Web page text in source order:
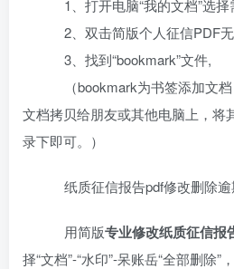
1、打开电脑“我的文档”选择
2、双击简版个人征信PDF无
3、找到“bookmark”文件,
（bookmark为书签添加文档
文档拷贝给朋友或其他电脑上，将
录下即可。）
纸质征信报告pdf修改删除逾
用简版专业修改纸质征信报
择“文档”-“水印”-呆账岳“全部删除”